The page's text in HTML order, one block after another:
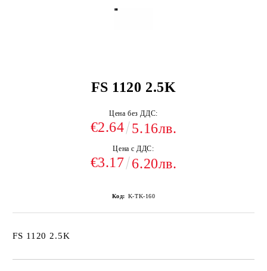
FS 1120 2.5K
Цена без ДДС:
€2.64 5.16лв.
Цена с ДДС:
€3.17 6.20лв.
Код: K-TK-160
FS 1120 2.5K